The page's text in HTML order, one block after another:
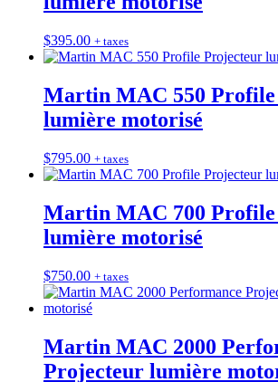
$395.00 + taxes
Martin MAC 550
lumière motorisé
$795.00 + taxes
Martin MAC 700
lumière motorisé
$750.00 + taxes
Martin MAC 2000
Projecteur lumière